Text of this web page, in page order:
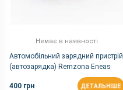
Немає в наявності
Автомобільний зарядний пристрій
(автозарядка) Remzona Eneas
24W |2USB, 4.8A, 24W | Чорний
400 грн
ДЕТАЛЬНІШЕ